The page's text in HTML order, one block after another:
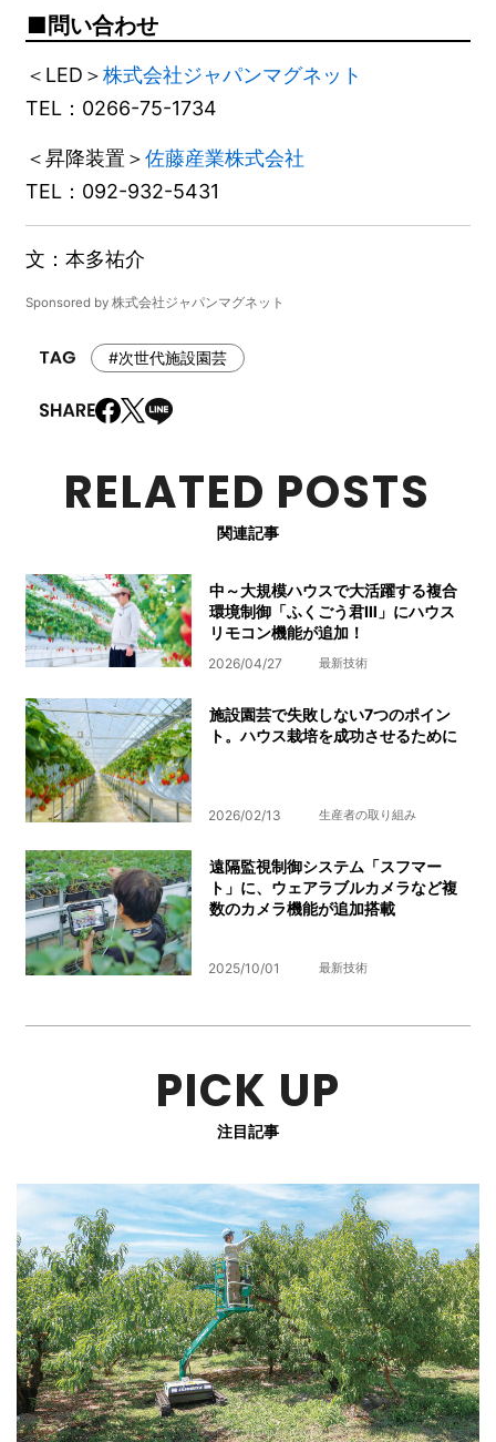
問い合わせ
＜LED＞株式会社ジャパンマグネット
TEL：0266-75-1734
＜昇降装置＞佐藤産業株式会社
TEL：092-932-5431
文：本多祐介
Sponsored by 株式会社ジャパンマグネット
#次世代施設園芸
RELATED POSTS
関連記事
中～大規模ハウスで大活躍する複合
環境制御「ふくごう君Ⅲ」にハウス
リモコン機能が追加！
2026/04/27 最新技術
施設園芸で失敗しない7つのポイン
ト。ハウス栽培を成功させるために
2026/02/13 生産者の取り組み
遠隔監視制御システム「スフマー
ト」に、ウェアラブルカメラなど複
数のカメラ機能が追加搭載
2025/10/01 最新技術
PICK UP
注目記事